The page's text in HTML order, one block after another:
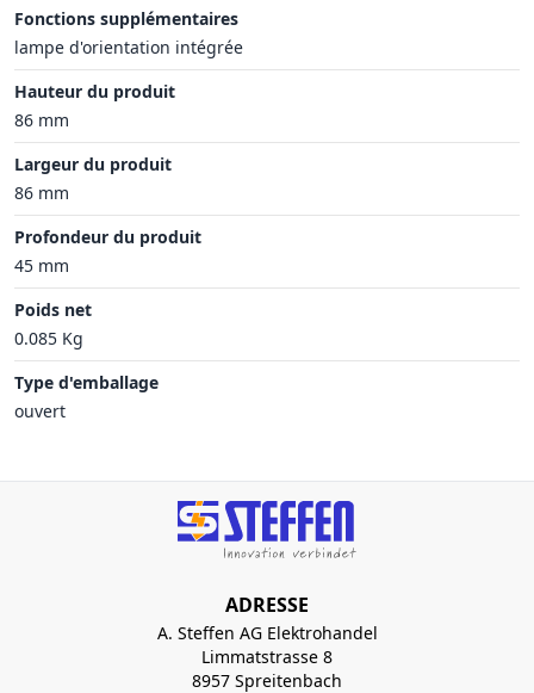
Fonctions supplémentaires
lampe d'orientation intégrée
Hauteur du produit
86 mm
Largeur du produit
86 mm
Profondeur du produit
45 mm
Poids net
0.085 Kg
Type d'emballage
ouvert
ADRESSE
A. Steffen AG Elektrohandel
Limmatstrasse 8
8957 Spreitenbach